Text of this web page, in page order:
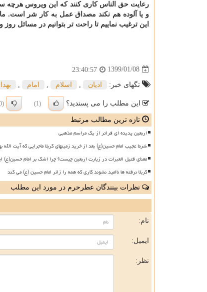
رعایت حق الناس كاری كنند كه این ویروس هرچه
و یا آلوده هم نكند مصداق عمل به كار شر است.
این ترغیب نماییم تا راحت تر بتوانیم در مسائل
1399/01/08
23:40:57
تگهای خبر: ادیان اسلام امام
این مطلب را می پسندید؟ (1)
(0)
تازه ترین مطالب مرتبط
اربعین پدیده ای فراتر از یک مراسم مذهبی
شرط عجیب امام حسین(ع) بعد از خرید زمینهای کربلا ماجرایی که آیت الله
معنای قتیل العبرات در زیارت اربعین چیست؟ چرا اشک بر امام حسین(ع)
کربلا نرفته ها ناامید نشوند کاری که همه را زائر امام حسین (ع) می کند
نظرات بینندگان عطرحرم در مورد این مطلب
نام:
ایمیل:
نظر: